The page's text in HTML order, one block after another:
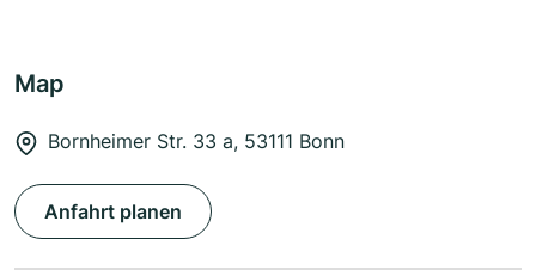
Map
Bornheimer Str. 33 a, 53111 Bonn
Anfahrt planen